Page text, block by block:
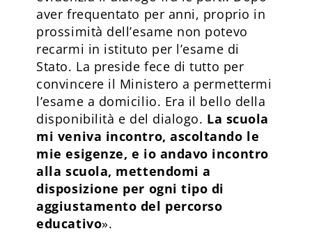
aver frequentato per anni, proprio in
prossimità dell’esame non potevo
recarmi in istituto per l’esame di
Stato. La preside fece di tutto per
convincere il Ministero a permettermi
l’esame a domicilio. Era il bello della
disponibilità e del dialogo. La scuola
mi veniva incontro, ascoltando le
mie esigenze, e io andavo incontro
alla scuola, mettendomi a
disposizione per ogni tipo di
aggiustamento del percorso
educativo».